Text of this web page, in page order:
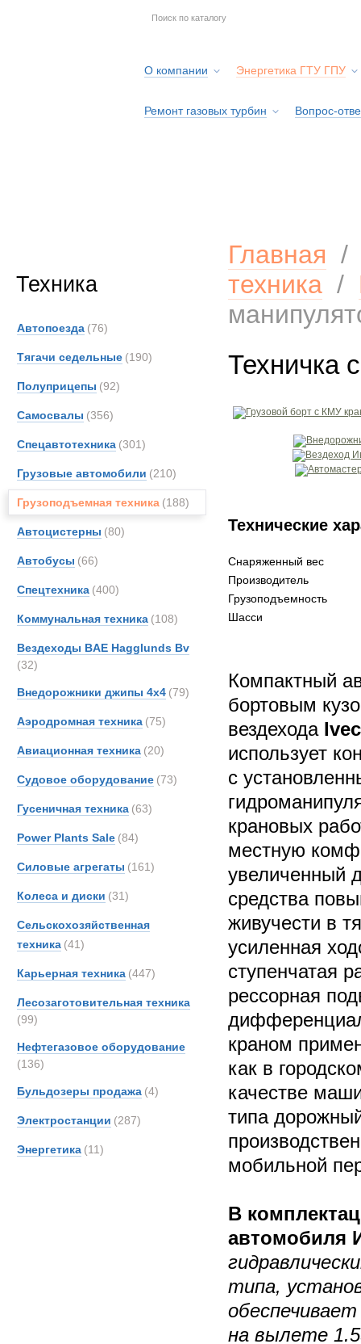
О компании Энергетика ГТУ ГПУ
Ремонт газовых турбин Вопрос-
Техника
Автопоезда (76)
Тягачи седельные (190)
Полуприцепы (92)
Самосвалы (356)
Спецавтотехника (301)
Грузовые автомобили (210)
Грузоподъемная техника (188)
Автоцистерны (80)
Автобусы (66)
Спецтехника (400)
Коммунальная техника (108)
Вездеходы BAE Hagglunds Bv
(32)
Внедорожники джипы 4х4 (79)
Аэродромная техника (75)
Авиационная техника (20)
Судовое оборудование (73)
Гусеничная техника (63)
Power Plants Sale (84)
Силовые агрегаты (161)
Колеса и диски (31)
Сельскохозяйственная
техника (41)
Карьерная техника (447)
Лесозаготовительная техника
(99)
Нефтегазовое оборудование
(136)
Бульдозеры продажа (4)
Электростанции (287)
Энергетика (11)
Главная
техника /
Техничка
Технические
Снаряженный вес
Производитель
Грузоподъемность
Шасси
Компактный
бортовым
вездехода
использует
с
крановых
местную
увеличенный
средства
живучести в
усиленная
ступенчатая
рессорная
краном
как в
качестве
типа
мобильной
В
автомобиля
типа,
на вылете